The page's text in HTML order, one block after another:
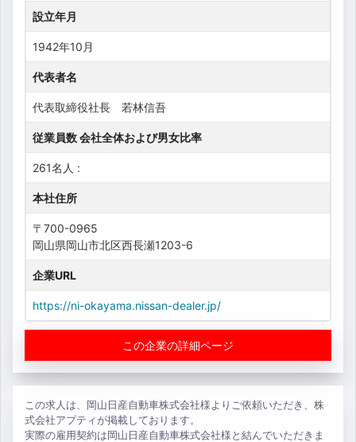
設立年月
1942年10月
代表者名
代表取締役社長 若林信吾
従業員数 会社全体および男女比率
261名人 :
本社住所
〒700-0965
岡山県岡山市北区西長瀬1203-6
企業URL
https://ni-okayama.nissan-dealer.jp/
この企業の詳細ページ
この求人は、岡山日産自動車株式会社様よりご依頼いただき、株
式会社アプティが掲載しております。
実際の雇用契約は岡山日産自動車株式会社様と結んでいただきま